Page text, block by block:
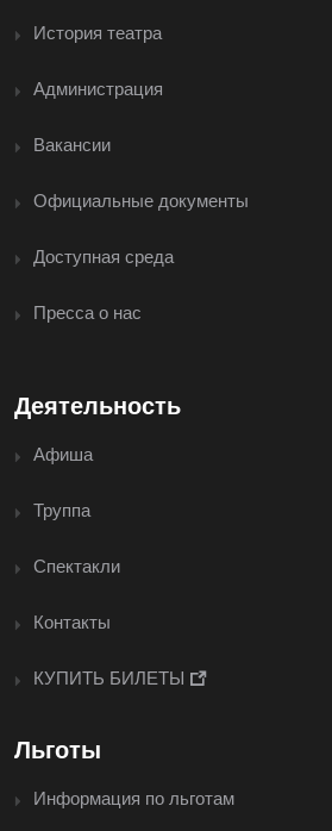
История театра
Администрация
Вакансии
Официальные документы
Доступная среда
Пресса о нас
Деятельность
Афиша
Труппа
Спектакли
Контакты
КУПИТЬ БИЛЕТЫ
Льготы
Информация по льготам